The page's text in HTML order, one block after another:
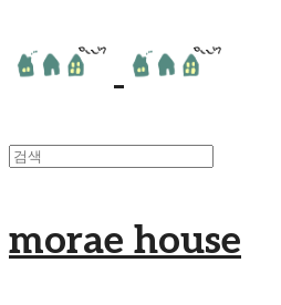
morae house